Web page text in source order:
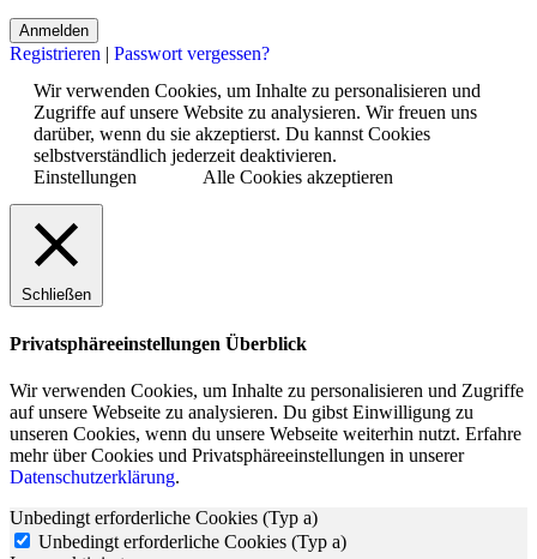
Registrieren | Passwort vergessen?
Wir verwenden Cookies, um Inhalte zu personalisieren und
Zugriffe auf unsere Website zu analysieren. Wir freuen uns
darüber, wenn du sie akzeptierst. Du kannst Cookies
selbstverständlich jederzeit deaktivieren.
Einstellungen
Alle Cookies akzeptieren
Schließen
Privatsphäreeinstellungen Überblick
Wir verwenden Cookies, um Inhalte zu personalisieren und Zugriffe
auf unsere Webseite zu analysieren. Du gibst Einwilligung zu
unseren Cookies, wenn du unsere Webseite weiterhin nutzt. Erfahre
mehr über Cookies und Privatsphäreeinstellungen in unserer
Datenschutzerklärung.
Unbedingt erforderliche Cookies (Typ a)
Unbedingt erforderliche Cookies (Typ a)